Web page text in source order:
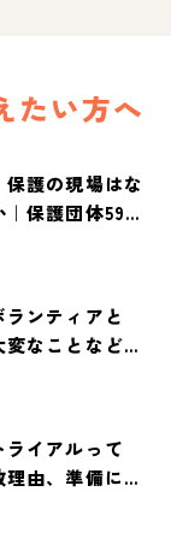
たい方へ
護の現場はな
保護団体59団
・保護猫白書
ランティアと
なことなど紹
イアルって
由、準備に必